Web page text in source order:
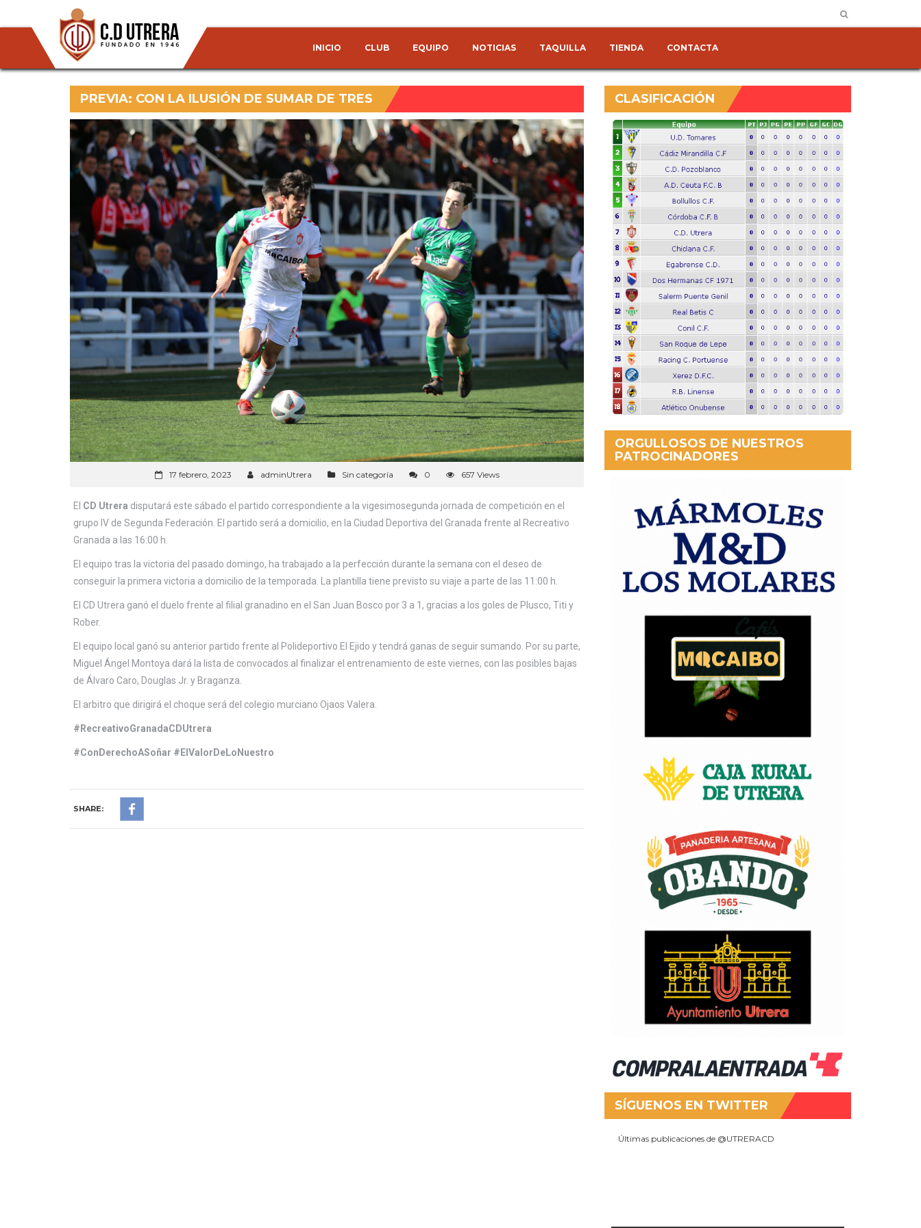
INICIO CLUB EQUIPO NOTICIAS TAQUILLA TIENDA CONTACTA
PREVIA: CON LA ILUSIÓN DE SUMAR DE TRES
17 febrero, 2023 adminUtrera Sin categoría 0 657 Views
El CD Utrera disputará este sábado el partido correspondiente a la vigesimosegunda jornada de competición en el
grupo IV de Segunda Federación. El partido será a domicilio, en la Ciudad Deportiva del Granada frente al Recreativo
Granada a las 16:00 h.
El equipo tras la victoria del pasado domingo, ha trabajado a la perfección durante la semana con el deseo de
conseguir la primera victoria a domicilio de la temporada. La plantilla tiene previsto su viaje a parte de las 11:00 h.
El CD Utrera ganó el duelo frente al filial granadino en el San Juan Bosco por 3 a 1, gracias a los goles de Plusco, Titi y
Rober.
El equipo local ganó su anterior partido frente al Polideportivo El Ejido y tendrá ganas de seguir sumando. Por su parte,
Miguel Ángel Montoya dará la lista de convocados al finalizar el entrenamiento de este viernes, con las posibles bajas
de Álvaro Caro, Douglas Jr. y Braganza.
El arbitro que dirigirá el choque será del colegio murciano Ojaos Valera.
#RecreativoGranadaCDUtrera
#ConDerechoASoñar #ElValorDeLoNuestro
SHARE:
CLASIFICACIÓN
ORGULLOSOS DE NUESTROS
PATROCINADORES
SÍGUENOS EN TWITTER
Últimas publicaciones de @UTRERACD